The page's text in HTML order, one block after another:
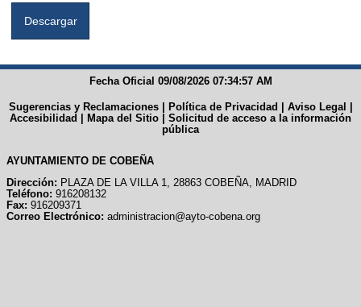
Fecha Oficial 09/08/2026 07:34:57 AM
Sugerencias y Reclamaciones| Política de Privacidad | Aviso Legal |
Accesibilidad | Mapa del Sitio | Solicitud de acceso a la información
pública
AYUNTAMIENTO DE COBEÑA
Dirección: PLAZA DE LA VILLA 1, 28863 COBEÑA, MADRID
Teléfono: 916208132
Fax: 916209371
Correo Electrónico: administracion@ayto-cobena.org